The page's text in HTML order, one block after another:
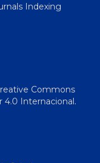
Indexing
Commons
4.0 Internacional.